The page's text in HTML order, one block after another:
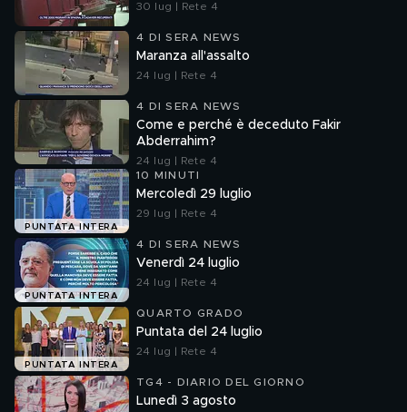
30 lug | Rete 4
4 DI SERA NEWS
Maranza all'assalto
24 lug | Rete 4
4 DI SERA NEWS
Come e perché è deceduto Fakir
Abderrahim?
24 lug | Rete 4
PUNTATA INTERA
10 MINUTI
Mercoledì 29 luglio
29 lug | Rete 4
PUNTATA INTERA
4 DI SERA NEWS
Venerdì 24 luglio
24 lug | Rete 4
PUNTATA INTERA
QUARTO GRADO
Puntata del 24 luglio
24 lug | Rete 4
TG4 - DIARIO DEL GIORNO
Lunedì 3 agosto